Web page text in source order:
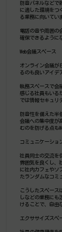
防音パネルなどで
に適した環境をつ
る業務に向いてい
電話の音や周囲の
確保できるように
Web会議スペース
オンライン会議が
るのも良いアイデ
執務スペースで会
感じる社員もいる
では情報セキュリ
防音性を備えた半
会議への集中度が
むのを防げる点も
コミュニケーショ
社員同士の交流を
雰囲気を良くし、
に社内カフェやソ
たランダムなコミ
こうしたスペース
しなどの業務に
けることで、自由
エクササイズスペ